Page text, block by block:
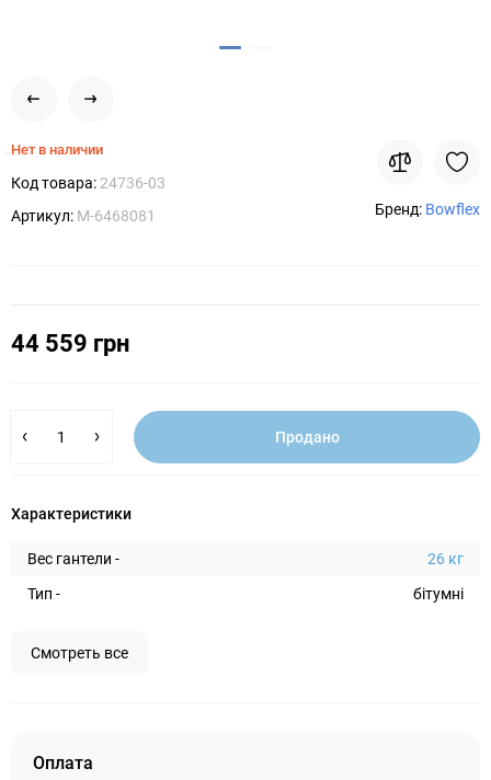
Нет в наличии
Код товара: 24736-03
Артикул: M-6468081 Бренд: Bowflex
44 559 грн
Продано
Характеристики
Вес гантели -
26 кг
Тип -
бітумні
Смотреть все
Оплата